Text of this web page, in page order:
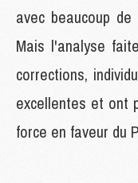
avec beaucoup
Mais l'analyse
corrections,
excellentes et ont
force en faveur du